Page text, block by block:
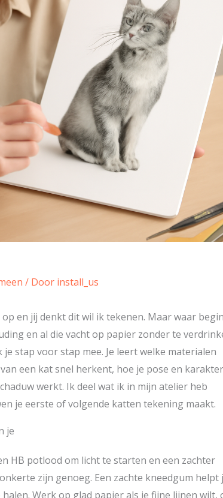
/ Door install_us
en jij denkt dit wil ik tekenen. Maar waar
en al die vacht op papier zonder te
stap voor stap mee. Je leert welke materialen
een kat snel herkent, hoe je pose en karakter
werkt. Ik deel wat ik in mijn atelier heb
je eerste of volgende katten tekening maakt.
je
HB potlood om licht te starten en een zachter
zijn genoeg. Een zachte kneedgum helpt
Werk op glad papier als je fijne lijnen wilt,